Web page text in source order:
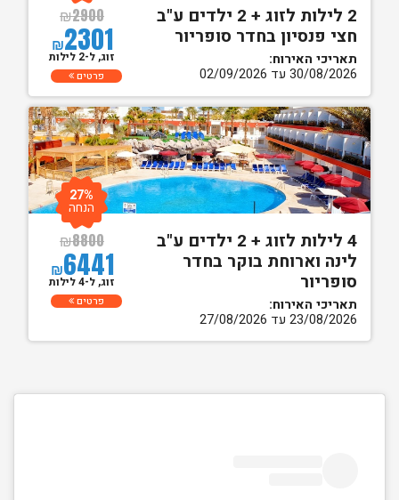
2 לילות לזוג + 2 ילדים ע"ב
חצי פנסיון בחדר סופריור
תאריכי האירוח:
30/08/2026 עד 02/09/2026
₪2900
₪2301
זוג, ל-2 לילות
פרטים
4 לילות לזוג + 2 ילדים ע"ב
לינה וארוחת בוקר בחדר
סופריור
תאריכי האירוח:
23/08/2026 עד 27/08/2026
₪8800
₪6441
27%
הנחה
זוג, ל-4 לילות
פרטים